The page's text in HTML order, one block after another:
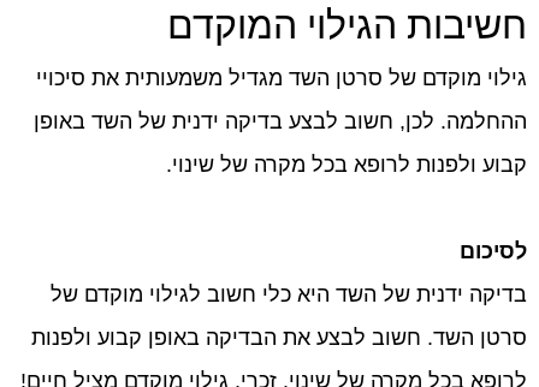
חשיבות הגילוי המוקדם
גילוי מוקדם של סרטן השד מגדיל משמעותית את סיכויי
ההחלמה. לכן, חשוב לבצע בדיקה ידנית של השד באופן
קבוע ולפנות לרופא בכל מקרה של שינוי.
לסיכום
בדיקה ידנית של השד היא כלי חשוב לגילוי מוקדם של
סרטן השד. חשוב לבצע את הבדיקה באופן קבוע ולפנות
לרופא בכל מקרה של שינוי. זכרי, גילוי מוקדם מציל חיים!